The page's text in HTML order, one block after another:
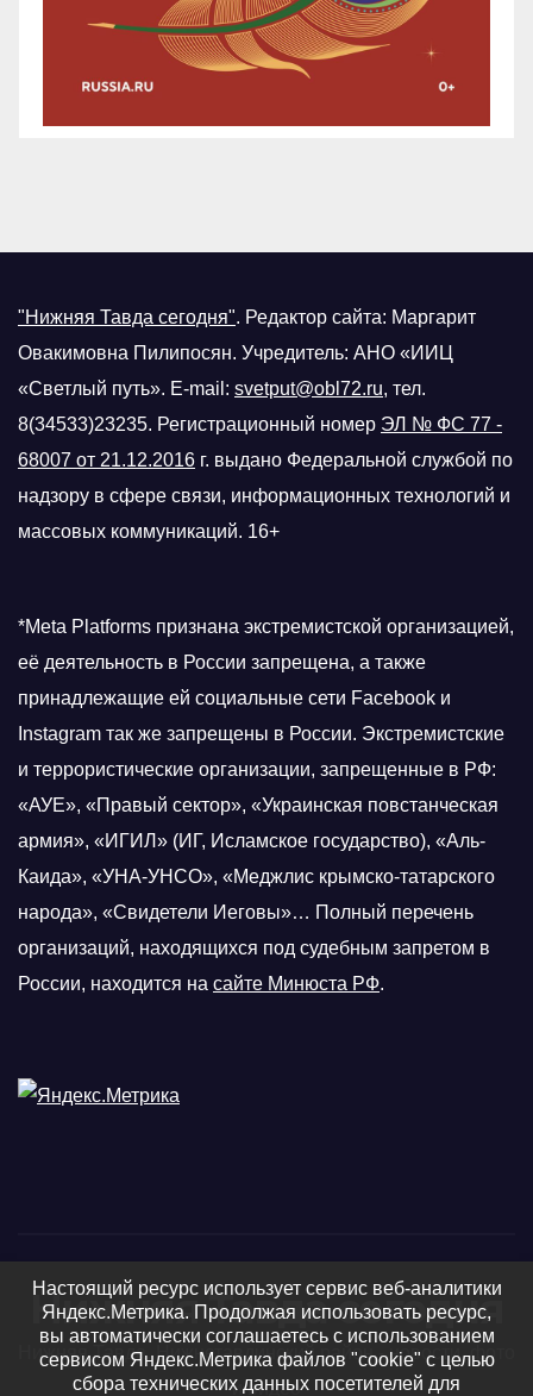
"Нижняя Тавда сегодня". Редактор сайта: Маргарит
Овакимовна Пилипосян. Учредитель: АНО «ИИЦ
«Светлый путь». E-mail: svetput@obl72.ru, тел.
8(34533)23235. Регистрационный номер ЭЛ № ФС 77 -
68007 от 21.12.2016 г. выдано Федеральной службой по
надзору в сфере связи, информационных технологий и
массовых коммуникаций. 16+
*Meta Platforms признана экстремистской организацией,
её деятельность в России запрещена, а также
принадлежащие ей социальные сети Facebook и
Instagram так же запрещены в России. Экстремистские
и террористические организации, запрещенные в РФ:
«АУЕ», «Правый сектор», «Украинская повстанческая
армия», «ИГИЛ» (ИГ, Исламское государство), «Аль-
Каида», «УНА-УНСО», «Меджлис крымско-татарского
народа», «Свидетели Иеговы»… Полный перечень
организаций, находящихся под судебным запретом в
России, находится на сайте Минюста РФ.
Нижняя Тавда сегодня
Нижняя Тавда, Нижнетавдинский район - новости, фото
и видео
Настоящий ресурс использует сервис веб-аналитики
Яндекс.Метрика. Продолжая использовать ресурс,
вы автоматически соглашаетесь с использованием
сервисом Яндекс.Метрика файлов "cookie" с целью
сбора технических данных посетителей для